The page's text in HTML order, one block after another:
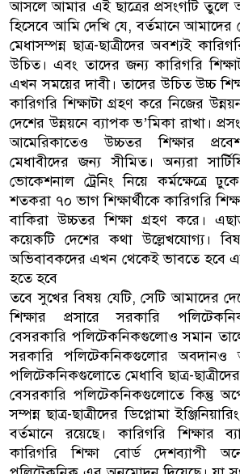
আসলে আমার এই ছাত্রের প্রসংগটি তুলে
হিসেবে আমি দেখি যে, বর্তমানে
মেধাসম্পন্ন ছাত্র-ছাত্রীদের অবশ্যই
উচিত। এবং তাদের জন্য কারিগরি
এখন সময়ের দাবী। তাদের উচিত উচ্চ
কারিগরি শিক্ষাটা গ্রহণ করে নিজের
দেশের উন্নয়নে ব্যাপক ভ’মিকা রাখা।
আমেরিকাতেও উচ্চতর শিক্ষার
মেধাবীদের জন্য সীমিত। অন্যরা
ভোকেশনাল ট্রেনিং নিয়ে কর্মক্ষেত্রে
শতকরা ৭০ ভাগ শিক্ষার্থীকে কারিগরি
বাকিরা উচ্চতর শিক্ষা গ্রহণ করে।
কয়েকটি দেশের কথা উল্লেখযোগ্য।
অভিবাবকদের এখন থেকেই ভাবতে হবে
হতে হবে
তবে সুখের বিষয় যেটি, সেটি আমাদের
শিক্ষার প্রসারে সরকারি
বেসরকারি পলিটেকনিকগুলোও সমান
সরকারি পলিটেকনিকগুলোর অবদানও
পলিটেকনিকগুলোতে মেধাবি ছাত্র-
বেসরকারি পলিটেকনিকগুলোতে কিন্তু
সম্পন্ন ছাত্র-ছাত্রীদের ডিপ্লোমা
বর্তমানে রয়েছে। কারিগরি শিক্ষার
কারিগরি শিক্ষা বোর্ড দেশব্যাপী